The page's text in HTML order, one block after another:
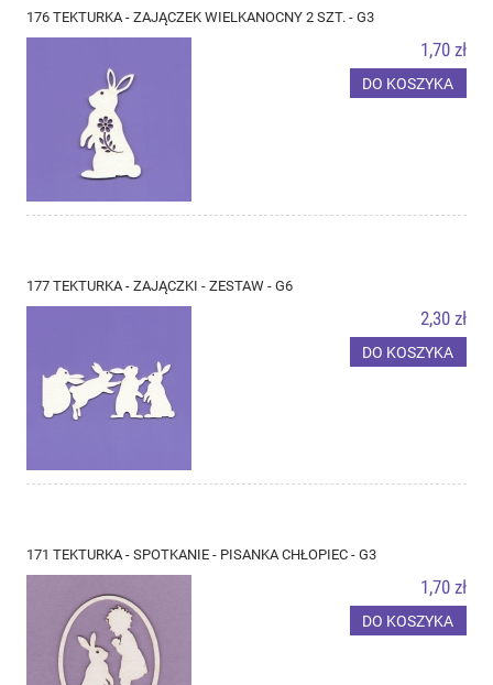
176 TEKTURKA - ZAJĄCZEK WIELKANOCNY 2 SZT. - G3
1,70 zł
DO KOSZYKA
177 TEKTURKA - ZAJĄCZKI - ZESTAW - G6
2,30 zł
DO KOSZYKA
171 TEKTURKA - SPOTKANIE - PISANKA CHŁOPIEC - G3
1,70 zł
DO KOSZYKA